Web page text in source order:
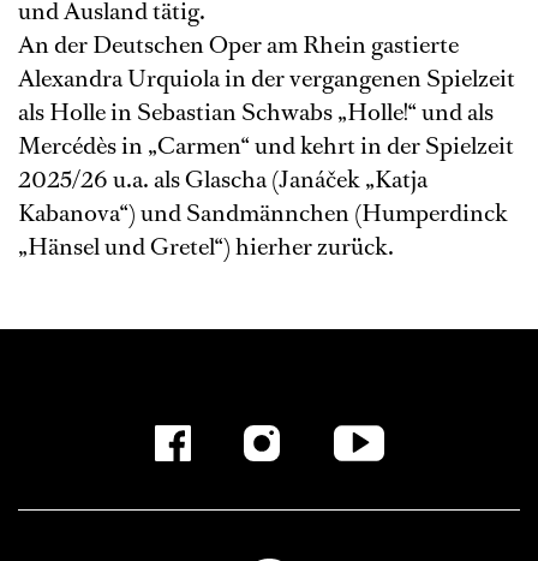
und Ausland tätig.
An der Deutschen Oper am Rhein gastierte
Alexandra Urquiola in der vergangenen Spielzeit
als Holle in Sebastian Schwabs „Holle!“ und als
Mercédès in „Carmen“ und kehrt in der Spielzeit
2025/26 u.a. als Glascha (Janáček „Katja
Kabanova“) und Sandmännchen (Humperdinck
„Hänsel und Gretel“) hierher zurück.